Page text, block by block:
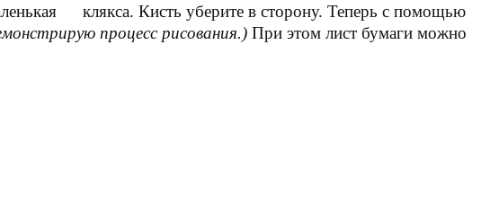
клякса. Кисть уберите в сторону. Теперь с помощью
процесс рисования.) При этом лист бумаги можно